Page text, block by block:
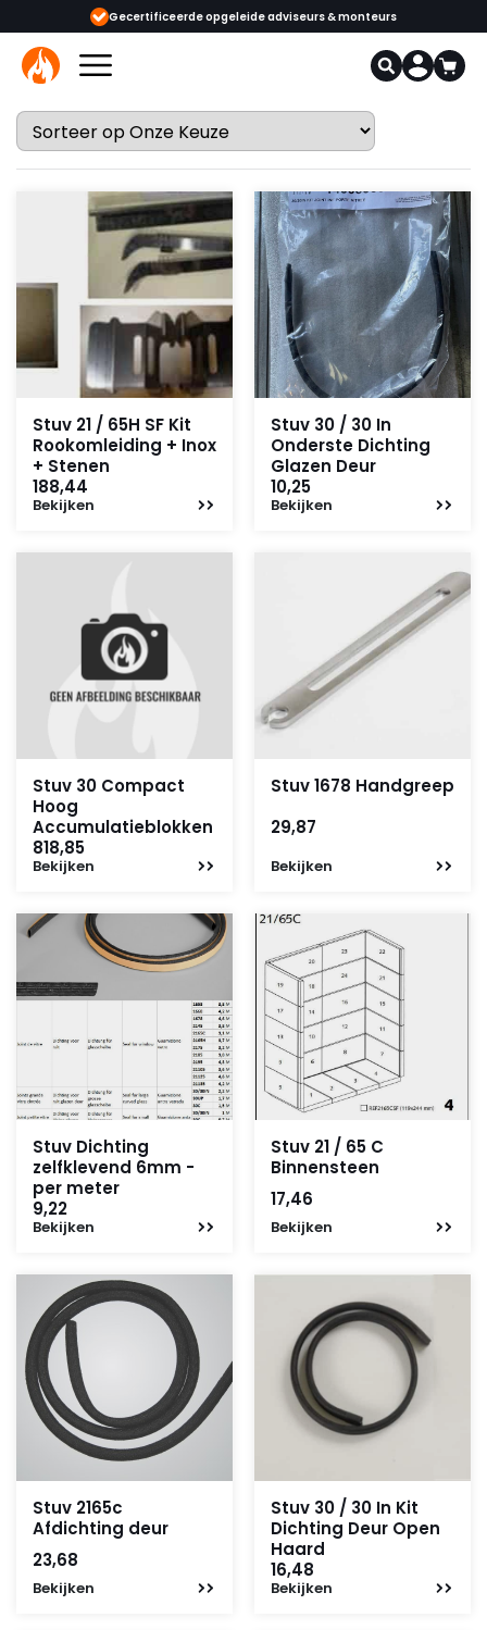
Gecertificeerde opgeleide adviseurs & monteurs
Stuv 21 / 65H SF Kit
Rookomleiding + Inox
+ Stenen
188,44
Bekijken
Stuv 30 / 30 In
Onderste Dichting
Glazen Deur
10,25
Bekijken
Stuv 30 Compact
Hoog
Accumulatieblokken
818,85
Bekijken
Stuv 1678 Handgreep
29,87
Bekijken
Stuv Dichting
zelfklevend 6mm -
per meter
9,22
Bekijken
Stuv 21 / 65 C
Binnensteen
17,46
Bekijken
Stuv 2165c
Afdichting deur
23,68
Bekijken
Stuv 30 / 30 In Kit
Dichting Deur Open
Haard
16,48
Bekijken